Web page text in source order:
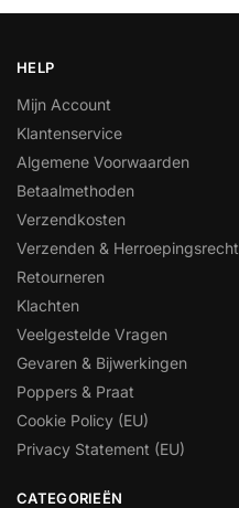
HELP
Mijn Account
Klantenservice
Algemene Voorwaarden
Betaalmethoden
Verzendkosten
Verzenden & Herroepingsrecht
Retourneren
Klachten
Veelgestelde Vragen
Gevaren & Bijwerkingen
Poppers & Praat
Cookie Policy (EU)
Privacy Statement (EU)
CATEGORIEËN